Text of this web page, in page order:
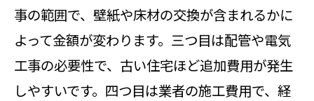
事の範囲で、壁紙や床材の交換が含まれるかに
よって金額が変わります。三つ目は配管や電気
工事の必要性で、古い住宅ほど追加費用が発生
しやすいです。四つ目は業者の施工費用で、経